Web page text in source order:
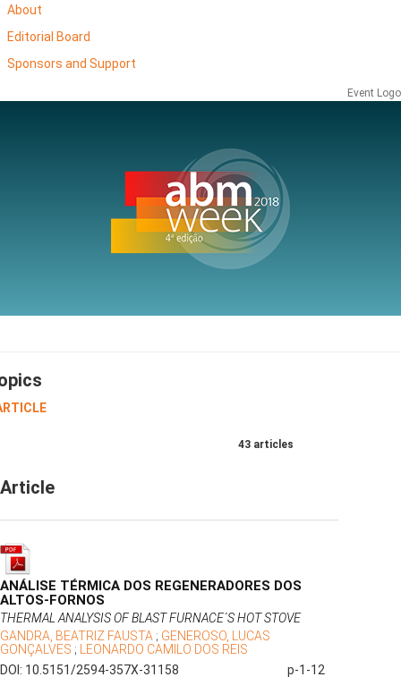
About
Editorial Board
Sponsors and Support
Event Logo
43 articles
Article
ANÁLISE TÉRMICA DOS REGENERADORES DOS
ALTOS-FORNOS
THERMAL ANALYSIS OF BLAST FURNACE´S HOT STOVE
GANDRA, BEATRIZ FAUSTA ; GENEROSO, LUCAS
GONÇALVES ; LEONARDO CAMILO DOS REIS
DOI: 10.5151/2594-357X-31158
p-1-12